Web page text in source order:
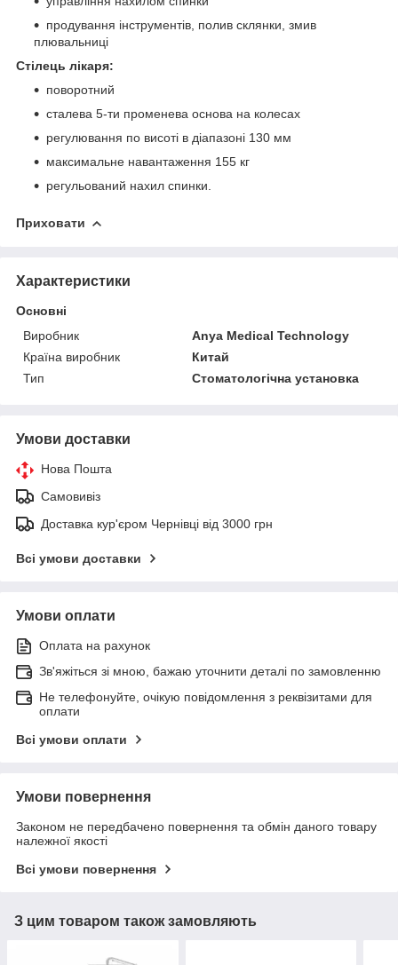
продування інструментів, полив склянки, змив
плювальниці
Стілець лікаря:
поворотний
сталева 5-ти променева основа на колесах
регулювання по висоті в діапазоні 130 мм
максимальне навантаження 155 кг
регульований нахил спинки.
Приховати
Характеристики
Основні
Виробник
Anya Medical Technology
Країна виробник
Китай
Тип
Стоматологічна установка
Умови доставки
Нова Пошта
Самовивіз
Доставка кур'єром Чернівці від 3000 грн
Всі умови доставки
Умови оплати
Оплата на рахунок
Зв'яжіться зі мною, бажаю уточнити деталі по замовленню
Не телефонуйте, очікую повідомлення з реквізитами для
оплати
Всі умови оплати
Умови повернення
Законом не передбачено повернення та обмін даного товару
належної якості
Всі умови повернення
З цим товаром також замовляють